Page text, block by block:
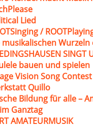
Lied
/
musikalischen Wurzeln
SINGT
bauen und spielen
Vision Song Contest
Quillo
Bildung für alle –
Ganztag
AMATEURMUSIK